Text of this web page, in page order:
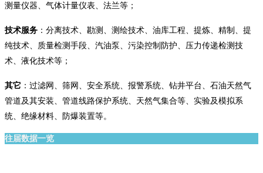
测量仪器、气体计量仪表、法兰等；
技术服务 ：分离技术、勘测、测绘技术、油库工程、提炼、精制、提
纯技术、质量检测手段、汽油泵、污染控制防护、压力传递检测技
术、液化技术等；
其它 ：过滤网、筛网、安全系统、报警系统、钻井平台、石油天然气
管道及其安装、管道线路保护系统、天然气集合等、实验及模拟系
统、绝缘材料、防爆装置等。
往届数据一览